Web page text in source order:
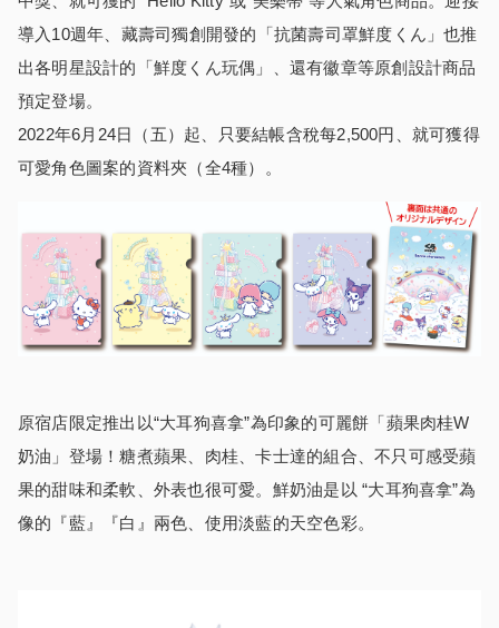
導入10週年、藏壽司獨創開發的「抗菌壽司罩鮮度くん」也推
出各明星設計的「鮮度くん玩偶」、還有徽章等原創設計商品
預定登場。
2022年6月24日（五）起、只要結帳含稅每2,500円、就可獲得
可愛角色圖案的資料夾（全4種）。
原宿店限定推出以“大耳狗喜拿”為印象的可麗餅「蘋果肉桂W
奶油」登場！糖煮蘋果、肉桂、卡士達的組合、不只可感受蘋
果的甜味和柔軟、外表也很可愛。鮮奶油是以 “大耳狗喜拿”為
像的『藍』『白』兩色、使用淡藍的天空色彩。